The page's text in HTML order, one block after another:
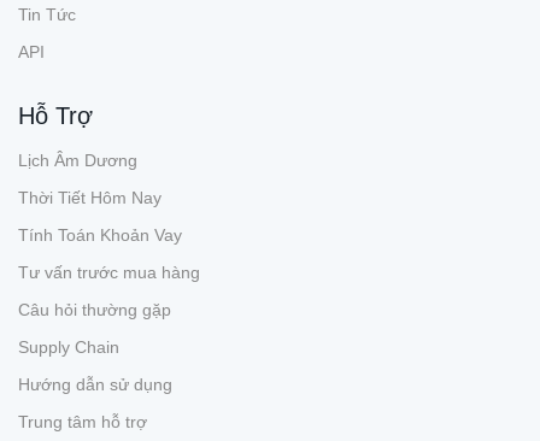
Tin Tức
API
Hỗ Trợ
Lịch Âm Dương
Thời Tiết Hôm Nay
Tính Toán Khoản Vay
Tư vấn trước mua hàng
Câu hỏi thường gặp
Supply Chain
Hướng dẫn sử dụng
Trung tâm hỗ trợ